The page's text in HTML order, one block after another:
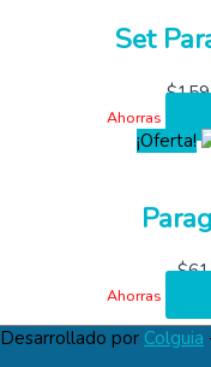
Set
$
Ahorras
¡Oferta!
$
Ahorras
Desarrollado por Colguia